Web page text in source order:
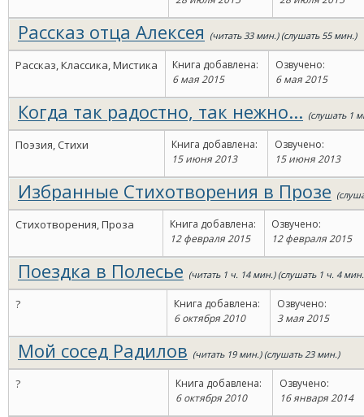
Рассказ отца Алексея (читать 33 мин.) (слушать 55 мин.)
Рассказ, Классика, Мистика
Книга добавлена:
6 мая 2015
Озвучено:
6 мая 2015
Когда так радостно, так нежно... (слушать 1
Поэзия, Стихи
Книга добавлена:
15 июня 2013
Озвучено:
15 июня 2013
Избранные Стихотворения в Прозе
Стихотворения, Проза
Книга добавлена:
12 февраля 2015
Озвучено:
12 февраля 2015
Поездка в Полесье (читать 1 ч. 14 мин.) (слушать 1 ч. 4
?
Книга добавлена:
6 октября 2010
Озвучено:
3 мая 2015
Мой сосед Радилов (читать 19 мин.) (слушать 23 мин.)
?
Книга добавлена:
6 октября 2010
Озвучено:
16 января 2014